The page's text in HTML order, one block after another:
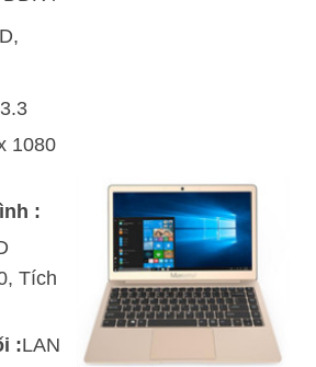
1080
:
Tích
:LAN